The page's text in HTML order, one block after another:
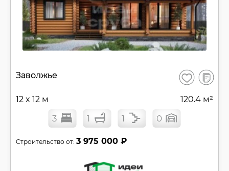
Заволжье Сохранить
В
12 x 12 м 120.4 м²
3 1 1 0
Строительство от: 3 975 000 ₽